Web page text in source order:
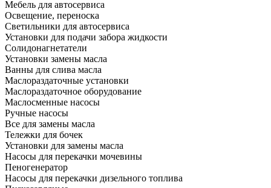
Мебель для автосервиса
Освещение, переноска
Светильники для автосервиса
Установки для подачи забора жидкости
Солидонагнетатели
Установки замены масла
Ванны для слива масла
Маслораздаточные установки
Маслораздаточное оборудование
Маслосменные насосы
Ручные насосы
Все для замены масла
Тележки для бочек
Установки для замены масла
Насосы для перекачки мочевины
Пеногенератор
Насосы для перекачки дизельного топлива